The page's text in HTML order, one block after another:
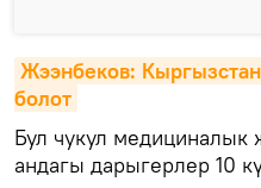
Жээнбеков:
болот
Бул чукул медициналык
андагы дарыгерлер 10